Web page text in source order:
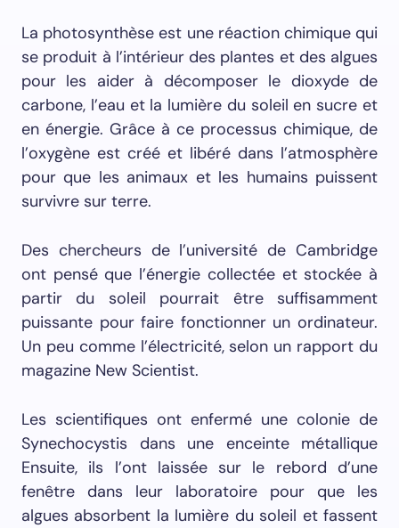
La photosynthèse est une réaction chimique qui
se produit à l’intérieur des plantes et des algues
pour les aider à décomposer le dioxyde de
carbone, l’eau et la lumière du soleil en sucre et
en énergie. Grâce à ce processus chimique, de
l’oxygène est créé et libéré dans l’atmosphère
pour que les animaux et les humains puissent
survivre sur terre.
Des chercheurs de l’université de Cambridge
ont pensé que l’énergie collectée et stockée à
partir du soleil pourrait être suffisamment
puissante pour faire fonctionner un ordinateur.
Un peu comme l’électricité, selon un rapport du
magazine New Scientist.
Les scientifiques ont enfermé une colonie de
Synechocystis dans une enceinte métallique
Ensuite, ils l’ont laissée sur le rebord d’une
fenêtre dans leur laboratoire pour que les
algues absorbent la lumière du soleil et fassent